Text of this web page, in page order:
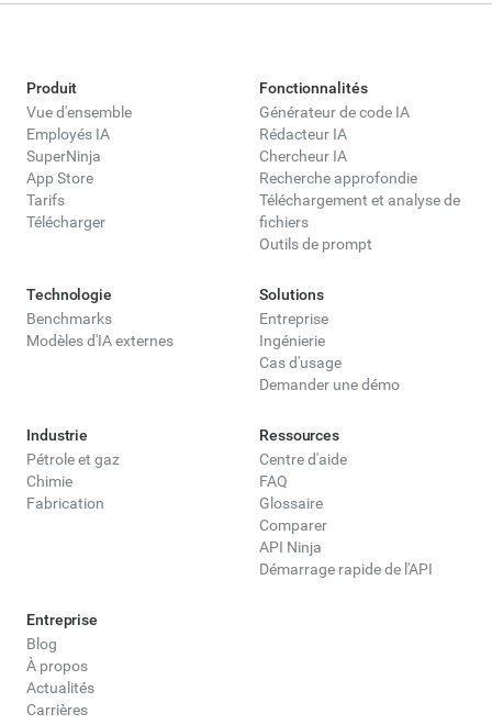
Produit
Vue d'ensemble
Employés IA
SuperNinja
App Store
Tarifs
Télécharger
Fonctionnalités
Générateur de code IA
Rédacteur IA
Chercheur IA
Recherche approfondie
Téléchargement et analyse de
fichiers
Outils de prompt
Technologie
Benchmarks
Modèles d'IA externes
Solutions
Entreprise
Ingénierie
Cas d'usage
Demander une démo
Industrie
Pétrole et gaz
Chimie
Fabrication
Ressources
Centre d'aide
FAQ
Glossaire
Comparer
API Ninja
Démarrage rapide de l'API
Entreprise
Blog
À propos
Actualités
Carrières